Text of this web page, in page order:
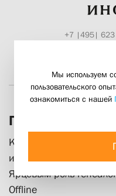
+7 |495| 623
Генеалогия —
Клуб «В поисках
историком,
Ярцевым роль
Offline
Мы используем
пользовательского
ознакомиться с нашей